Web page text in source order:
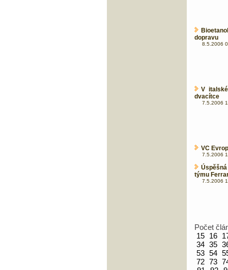
dopravu
8.5.2006
V
dvacítce
7.5.2006
VC
7.5.2006
týmu
7.5.2006
Počet
15 16
34 35
53 54
72 73